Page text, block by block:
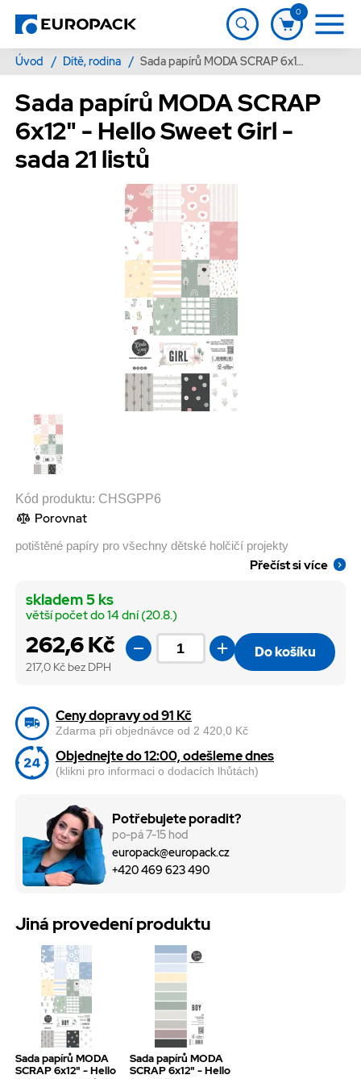
0
Úvod / Dítě, rodina / Sada papírů MODA SCRAP 6x12" - Hello Sweet Girl - sada 21 listů
Sada papírů MODA SCRAP
6x12" - Hello Sweet Girl -
sada 21 listů
Kód produktu: CHSGPP6
Porovnat
potištěné papíry pro všechny dětské holčičí projekty
Přečíst si více
262,6 Kč
217,0 Kč bez DPH
skladem 5 ks
větší počet do 14 dní (20.8.)
Do košíku
Ceny dopravy od 91 Kč
Zdarma při objednávce od 2 420,0 Kč
Objednejte do 12:00, odešleme dnes
(klikni pro informaci o dodacích lhůtách)
Potřebujete poradit?
po-pá 7-15 hod
europack@europack.cz
+420 469 623 490
Jiná provedení produktu
Sada papírů MODA
SCRAP 6x12" - Hello
Sada papírů MODA
SCRAP 6x12" - Hello